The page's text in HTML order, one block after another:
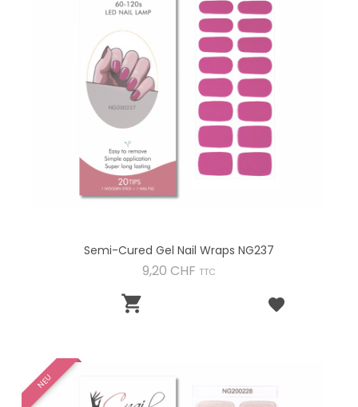
Semi-Cured Gel Nail Wraps NG237
9,20 CHF Preis
TTC

NEU